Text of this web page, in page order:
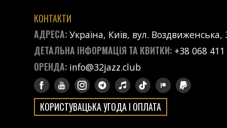
КОНТАКТИ
АДРЕСА:Україна, Київ, вул. Воздвиженська,
ДЕТАЛЬНА ІНФОРМАЦІЯ ТА КВИТКИ: +38 068
ОРЕНДА: info@32jazz.club
КОРИСТУВАЦЬКА УГОДА І ОПЛАТА